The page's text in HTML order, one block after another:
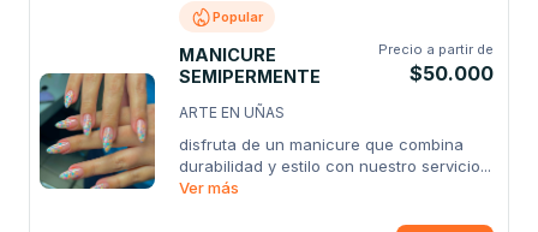
Popular
MANICURE
SEMIPERMENTE
Precio a partir de
$50.000
ARTE EN UÑAS
disfruta de un manicure que combina
durabilidad y estilo con nuestro servicio...
Ver más